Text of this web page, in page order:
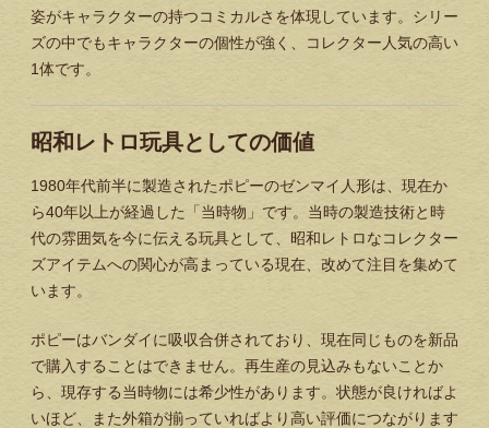
姿がキャラクターの持つコミカルさを体現しています。シリー
ズの中でもキャラクターの個性が強く、コレクター人気の高い
1体です。
昭和レトロ玩具としての価値
1980年代前半に製造されたポピーのゼンマイ人形は、現在か
ら40年以上が経過した「当時物」です。当時の製造技術と時
代の雰囲気を今に伝える玩具として、昭和レトロなコレクター
ズアイテムへの関心が高まっている現在、改めて注目を集めて
います。
ポピーはバンダイに吸収合併されており、現在同じものを新品
で購入することはできません。再生産の見込みもないことか
ら、現存する当時物には希少性があります。状態が良ければよ
いほど、また外箱が揃っていればより高い評価につながります